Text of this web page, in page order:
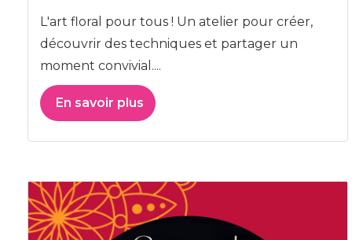
L'art floral pour tous ! Un atelier pour créer,
découvrir des techniques et partager un
moment convivial....
En savoir plus